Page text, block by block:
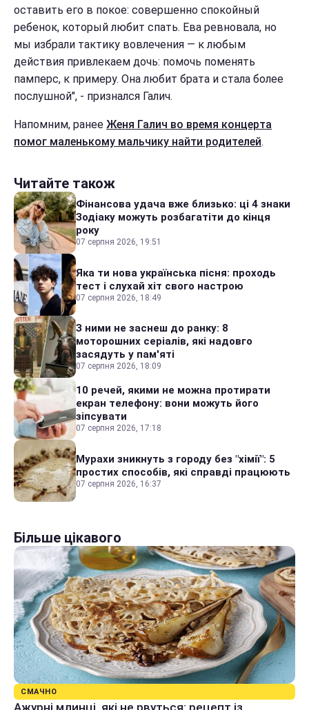
оставить его в покое: совершенно спокойный
ребенок, который любит спать. Ева ревновала, но
мы избрали тактику вовлечения — к любым
действия привлекаем дочь: помочь поменять
памперс, к примеру. Она любит брата и стала более
послушной", - признался Галич.
Напомним, ранее Женя Галич во время концерта
помог маленькому мальчику найти родителей.
Читайте також
Фінансова удача вже близько: ці 4 знаки
Зодіаку можуть розбагатіти до кінця
року
07 серпня 2026, 19:51
Яка ти нова українська пісня: проходь
тест і слухай хіт свого настрою
07 серпня 2026, 18:49
З ними не заснеш до ранку: 8
моторошних серіалів, які надовго
засядуть у пам'яті
07 серпня 2026, 18:09
10 речей, якими не можна протирати
екран телефону: вони можуть його
зіпсувати
07 серпня 2026, 17:18
Мурахи зникнуть з городу без "хімії": 5
простих способів, які справді працюють
07 серпня 2026, 16:37
Більше цікавого
СМАЧНО
Ажурні млинці, які не рвуться: рецепт із